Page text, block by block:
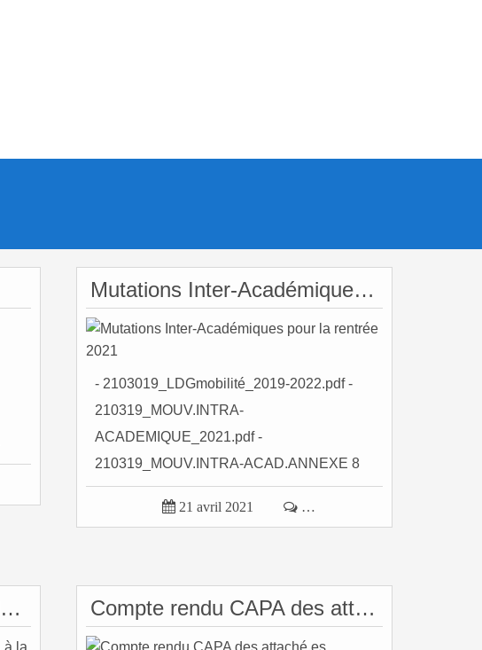
Mutations Inter-Académiques pour la rentrée 2021
- 2103019_LDGmobilité_2019-2022.pdf -
210319_MOUV.INTRA-
ACADEMIQUE_2021.pdf -
210319_MOUV.INTRA-ACAD.ANNEXE 8
COORDONNEES DPATE.pdf -
210319_MOUV.INTRA-ACAD.ANNEXE...
 21 avril 2021  …
Déclaration préalable du SNASUB-FSU à la CAPA des AAÉ (2020) Compte rendu CAPA des attaché.es d’administration de l’État (2020)